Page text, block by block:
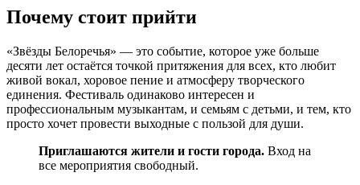
Почему стоит прийти
«Звёзды Белоречья» — это событие, которое уже больше
десяти лет остаётся точкой притяжения для всех, кто любит
живой вокал, хоровое пение и атмосферу творческого
единения. Фестиваль одинаково интересен и
профессиональным музыкантам, и семьям с детьми, и тем, кто
просто хочет провести выходные с пользой для души.
Приглашаются жители и гости города. Вход на
все мероприятия свободный.